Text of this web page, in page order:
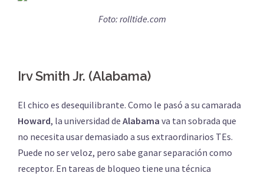
Foto: rolltide.com
Irv Smith Jr. (Alabama)
El chico es desequilibrante. Como le pasó a su camarada
Howard, la universidad de Alabama va tan sobrada que
no necesita usar demasiado a sus extraordinarios TEs.
Puede no ser veloz, pero sabe ganar separación como
receptor. En tareas de bloqueo tiene una técnica